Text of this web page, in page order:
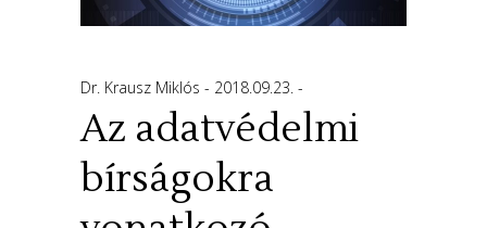
Dr. Krausz Miklós 2018.09.23.
Az adatvédelmi
bírságokra